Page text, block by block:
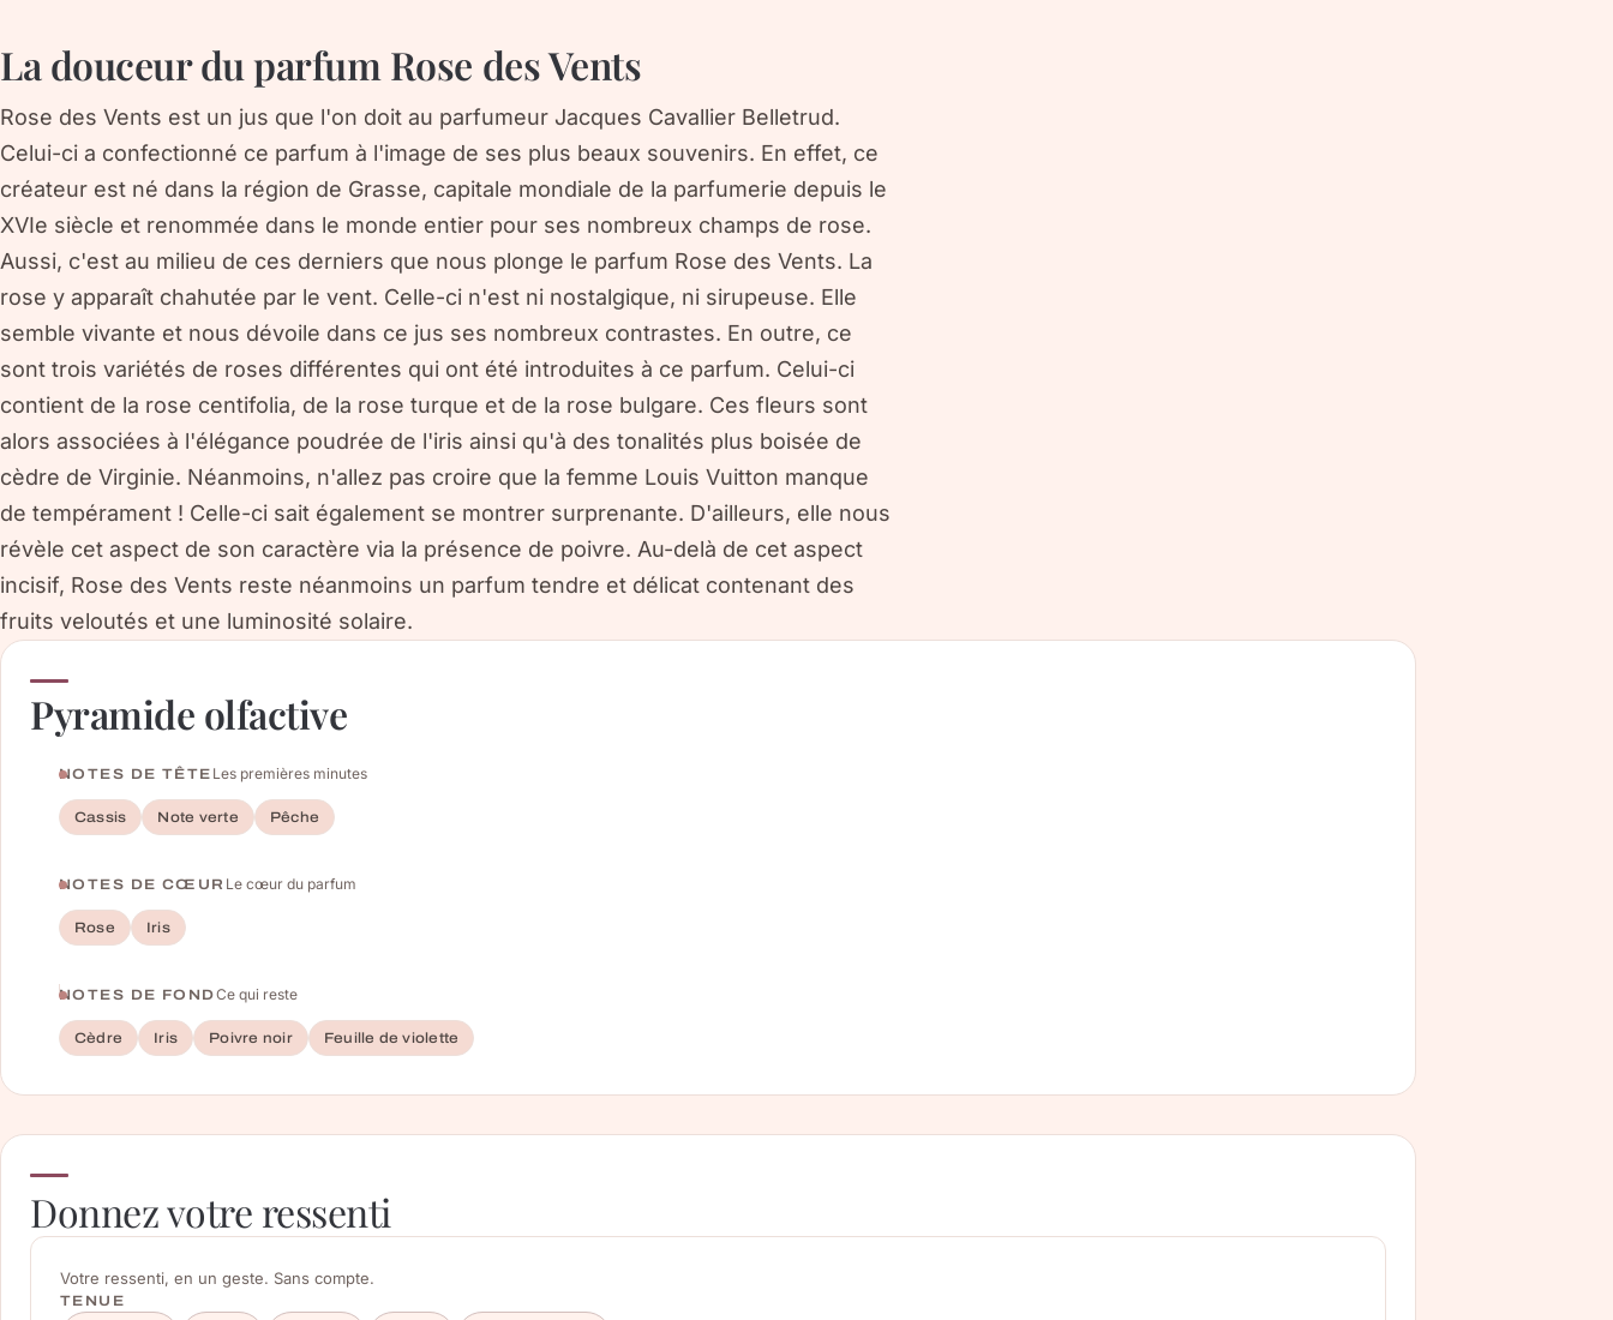
La douceur du parfum Rose des Vents
Rose des Vents est un jus que l'on doit au parfumeur Jacques Cavallier Belletrud.
Celui-ci a confectionné ce parfum à l'image de ses plus beaux souvenirs. En effet, ce
créateur est né dans la région de Grasse, capitale mondiale de la parfumerie depuis le
XVIe siècle et renommée dans le monde entier pour ses nombreux champs de rose.
Aussi, c'est au milieu de ces derniers que nous plonge le parfum Rose des Vents. La
rose y apparaît chahutée par le vent. Celle-ci n'est ni nostalgique, ni sirupeuse. Elle
semble vivante et nous dévoile dans ce jus ses nombreux contrastes. En outre, ce
sont trois variétés de roses différentes qui ont été introduites à ce parfum. Celui-ci
contient de la rose centifolia, de la rose turque et de la rose bulgare. Ces fleurs sont
alors associées à l'élégance poudrée de l'iris ainsi qu'à des tonalités plus boisée de
cèdre de Virginie. Néanmoins, n'allez pas croire que la femme Louis Vuitton manque
de tempérament ! Celle-ci sait également se montrer surprenante. D'ailleurs, elle nous
révèle cet aspect de son caractère via la présence de poivre. Au-delà de cet aspect
incisif, Rose des Vents reste néanmoins un parfum tendre et délicat contenant des
fruits veloutés et une luminosité solaire.
Pyramide olfactive
NOTES DE TÊTE Les premières minutes
Cassis Note verte Pêche
NOTES DE CŒUR Le cœur du parfum
Rose Iris
NOTES DE FONDCe qui reste
Cèdre Iris Poivre noir Feuille de violette
Donnez votre ressenti
Votre ressenti, en un geste. Sans compte.
TENUE